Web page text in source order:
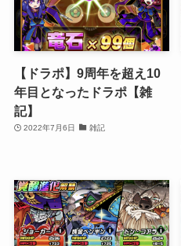
【ドラポ】9周年を超え10
年目となったドラポ【雑
記】
2022年7月6日 雑記